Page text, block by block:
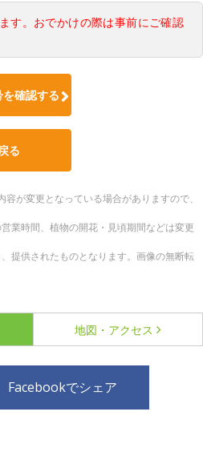
す。おでかけの際は事前にご確認
確認する
る
が変更となっている場合がありますので、
業時間、植物の開花・見頃期間などは変更
提供されたものとなります。画像の無断転
地図・アクセス
Facebookでシェア